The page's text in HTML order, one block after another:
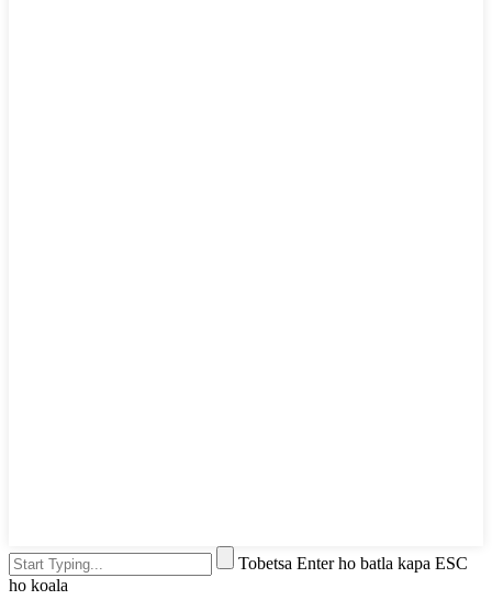
Tobetsa Enter ho batla kapa ESC
ho koala